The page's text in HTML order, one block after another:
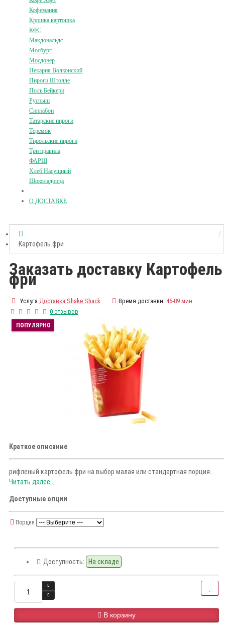
Кофемания
Крошка картошка
КФС
Макдональдс
Мосбург
Мосдонер
Пекарня Волконский
Пироги Штолле
Поль Бейкери
Руспыш
Синнабон
Татарские пироги
Теремок
Тирольские пироги
Три правила
ФАРШ
Хлеб Насущный
Шоколадница
О ДОСТАВКЕ
Картофель фри
Заказать доставку Картофель
фри
Услуга Доставка Shake Shack Время доставки: 45-89 мин.
0 отзывов
ПОПУЛЯРНО
Краткое описание
рифленый картофель фри на выбор малая или стандартная порция...
Читать далее...
Доступные опции
Порция
Доступность: На складе
В корзину